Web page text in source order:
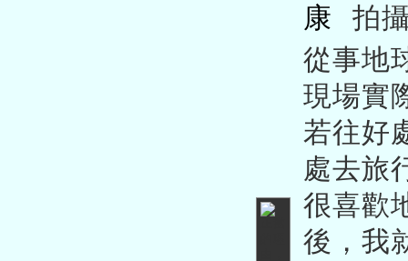
康
拍
從事地
現場實
若往好
處去旅
很喜歡
後，我